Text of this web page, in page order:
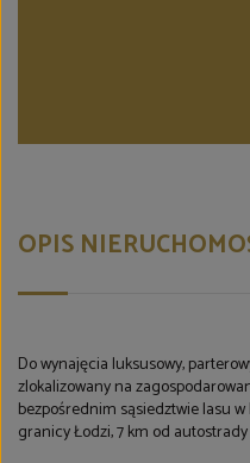
OPIS
Do wynajęcia luksusowy,
zlokalizowany na
bezpośrednim sąsiedztwie lasu
granicy Łodzi, 7 km od autostrady